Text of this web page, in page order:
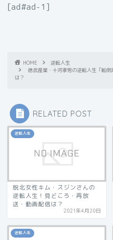
[ad#ad-1]
HOME
逆転人生
徳武産業・十河孝男の逆転人生「転
は？
RELATED POST
逆転人生
脱北女性キム・スジンさんの
逆転人生！見どころ・再放
送・動画配信は？
2021年4月20日
逆転人生